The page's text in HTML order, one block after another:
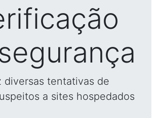
diversas tentativas de
a sites hospedados